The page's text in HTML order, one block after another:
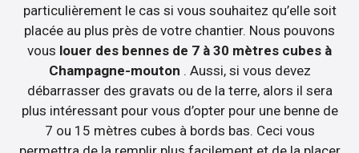
particulièrement le cas si vous souhaitez qu’elle soit
placée au plus près de votre chantier. Nous pouvons
vous louer des bennes de 7 à 30 mètres cubes à
Champagne-mouton . Aussi, si vous devez
débarrasser des gravats ou de la terre, alors il sera
plus intéressant pour vous d’opter pour une benne de
7 ou 15 mètres cubes à bords bas. Ceci vous